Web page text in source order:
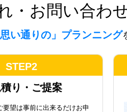
・お問い合わ
思い通りの」プランニング
STEP2
り・ご提案
要望は事前に出来るだけお申